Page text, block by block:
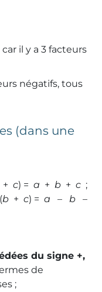
il y a 3 facteurs
négatifs, tous
(dans une
+ c) = a + b + c ;
b + c) = a – b –
du signe +,
de
;